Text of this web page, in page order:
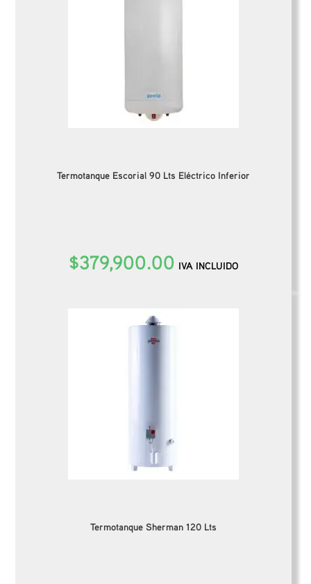
Termotanque Escorial 90 Lts Eléctrico Inferior
$379,900.00 IVA INCLUIDO
Termotanque Sherman 120 Lts